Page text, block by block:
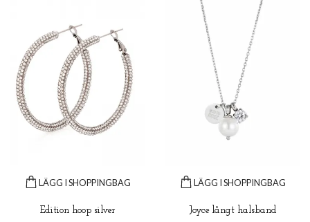
LÄGG I SHOPPINGBAG
Edition hoop silver
LÄGG I SHOPPINGBAG
Joyce långt halsband